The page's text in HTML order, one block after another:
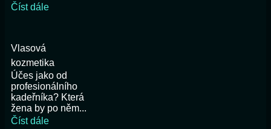
Číst dále
Vlasová
kozmetika
Účes jako od
profesionálního
kadeřníka? Která
žena by po něm...
Číst dále